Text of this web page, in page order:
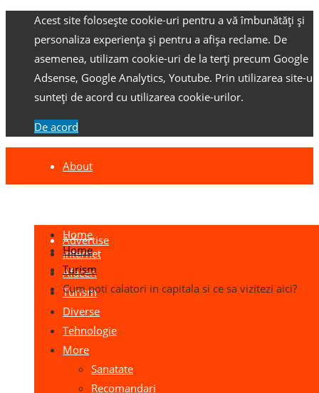
Acest site folosește cookie-uri pentru a vă îmbunătăți și
personaliza experiența și pentru a afișa reclame. De
asemenea, utilizam cookie-uri de la terți precum Google
Adsense, Google Analytics, Youtube. Prin utilizarea site-
sunteți de acord cu utilizarea cookie-urilor.
De acord
About
Advertise
Home
Internet
Afaceri
Turism
Diverse
Tehnologie
More
Sanatate
Recomandari
Home
Turism
Cum poti calatori in capitala si ce sa vizitezi aici?